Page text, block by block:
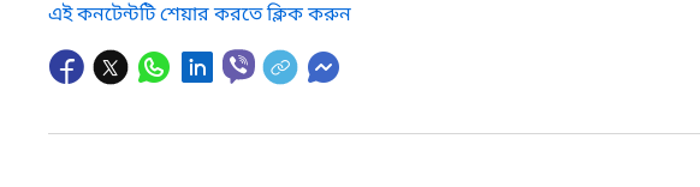
এই কনটেন্টটি শেয়ার করতে ক্লিক করুন